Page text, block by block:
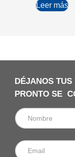
Leer más
DÉJANOS TUS
PRONTO SE